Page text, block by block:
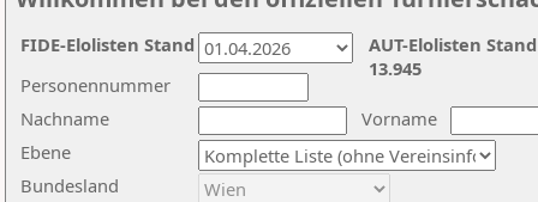
Nachname
Vorname
Ebene
Personennummer
Bundesland
AUT-Elolisten
13.945
FIDE-Elolisten Stand